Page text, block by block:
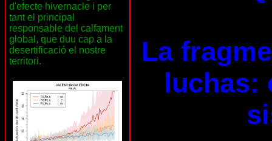
d'efecte hivernacle i per
tant el principal
responsable del calfament
global, que duu cap a la
desertificació el nostre
territori.
La
luchas: